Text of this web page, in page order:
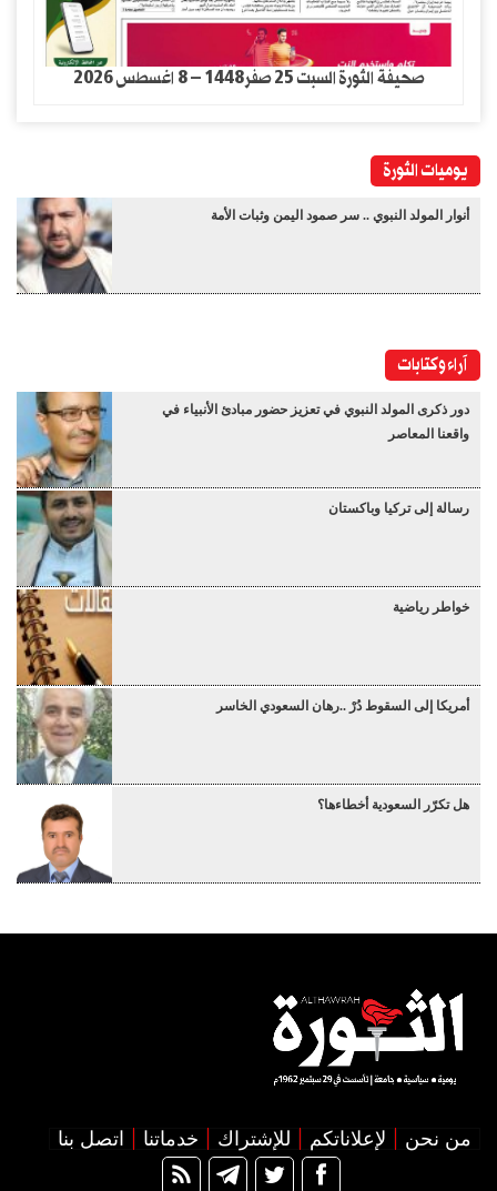
صحيفة الثورة السبت 25 صفر1448 – 8 اغسطس 2026
يوميات الثورة
أنوار المولد النبوي .. سر صمود اليمن وثبات الأمة
آراء وكتابات
دور ذكرى المولد النبوي في تعزيز حضور مبادئ الأنبياء في
واقعنا المعاصر
رسالة إلى تركيا وباكستان
خواطر رياضية
أمريكا إلى السقوط دُرْ ..رهان السعودي الخاسر
هل تكرّر السعودية أخطاءها؟
من نحن لإعلاناتكم للإشتراك خدماتنا اتصل بنا